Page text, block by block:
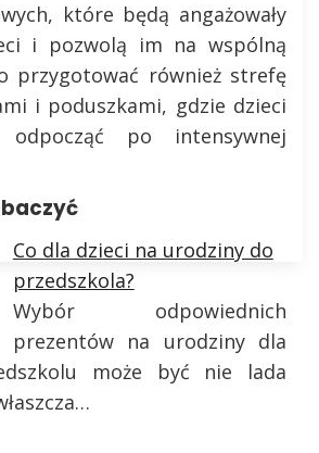
które będą angażowały
i pozwolą im na wspólną
przygotować również strefę
i poduszkami, gdzie dzieci
odpocząć po intensywnej
Co dla dzieci na urodziny do
przedszkola?
Wybór odpowiednich
prezentów na urodziny dla
może być nie lada